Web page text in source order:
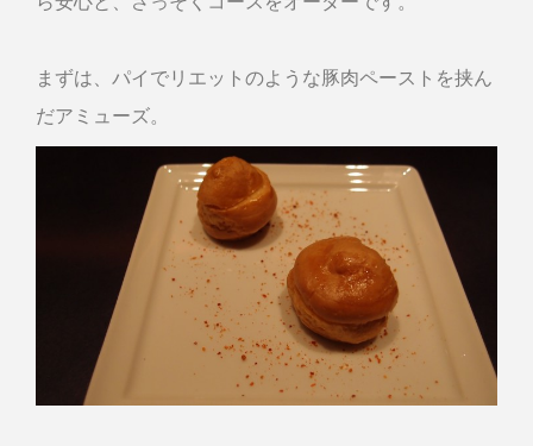
まずは、パイでリエットのような豚肉ペーストを挟ん
だアミューズ。